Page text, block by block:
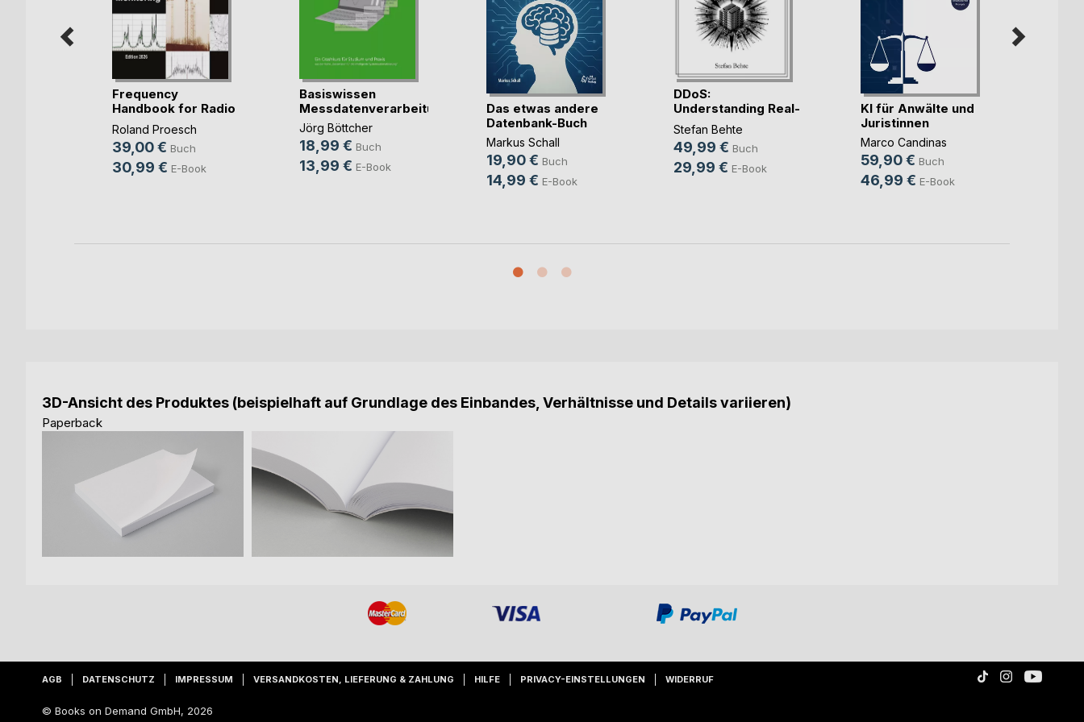
Frequency
Handbook for Radio
Monit(...)
Roland Proesch
39,00 € Buch
30,99 € E-Book
Basiswissen
Messdatenverarbeitung
Jörg Böttcher
18,99 € Buch
13,99 € E-Book
Das etwas andere
Datenbank-Buch
Markus Schall
19,90 € Buch
14,99 € E-Book
DDoS:
Understanding Real-
Life Atta(...)
Stefan Behte
49,99 € Buch
29,99 € E-Book
KI für Anwälte und
Juristinnen
Marco Candinas
59,90 € Buch
46,99 € E-Book
3D-Ansicht des Produktes (beispielhaft auf Grundlage des Einbandes, Verhältnisse und Details variieren)
Paperback
AGB DATENSCHUTZ IMPRESSUM VERSANDKOSTEN, LIEFERUNG & ZAHLUNG HILFE PRIVACY-EINSTELLUNGEN WIDERRUF
© Books on Demand GmbH, 2026